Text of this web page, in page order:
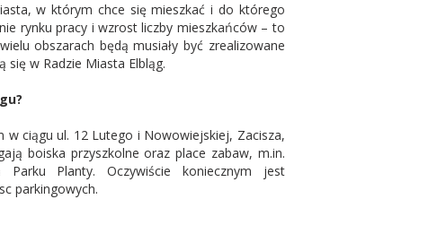
w którym chce się mieszkać i do którego
rynku pracy i wzrost liczby mieszkańców – to
obszarach będą musiały być zrealizowane
się w Radzie Miasta Elbląg.
ciągu ul. 12 Lutego i Nowowiejskiej, Zacisza,
boiska przyszkolne oraz place zabaw, m.in.
Planty. Oczywiście koniecznym jest
parkingowych.